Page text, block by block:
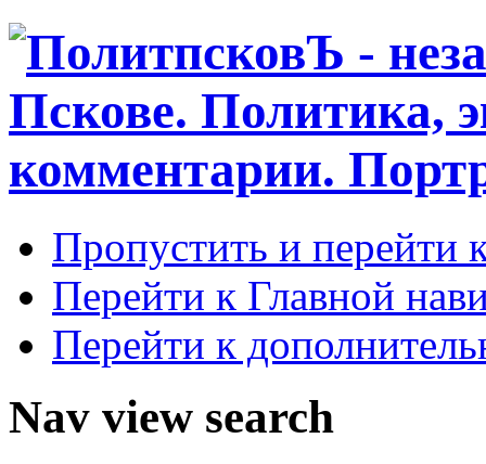
Пропустить и перейти
Перейти к Главной
Перейти к
Nav view search